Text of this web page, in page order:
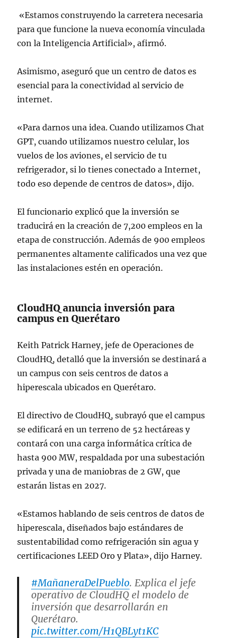
«Estamos construyendo la carretera necesaria
para que funcione la nueva economía vinculada
con la Inteligencia Artificial», afirmó.
Asimismo, aseguró que un centro de datos es
esencial para la conectividad al servicio de
internet.
«Para darnos una idea. Cuando utilizamos Chat
GPT, cuando utilizamos nuestro celular, los
vuelos de los aviones, el servicio de tu
refrigerador, si lo tienes conectado a Internet,
todo eso depende de centros de datos», dijo.
El funcionario explicó que la inversión se
traducirá en la creación de 7,200 empleos en la
etapa de construcción. Además de 900 empleos
permanentes altamente calificados una vez que
las instalaciones estén en operación.
CloudHQ anuncia inversión para
campus en Querétaro
Keith Patrick Harney, jefe de Operaciones de
CloudHQ, detalló que la inversión se destinará a
un campus con seis centros de datos a
hiperescala ubicados en Querétaro.
El directivo de CloudHQ, subrayó que el campus
se edificará en un terreno de 52 hectáreas y
contará con una carga informática crítica de
hasta 900 MW, respaldada por una subestación
privada y una de maniobras de 2 GW, que
estarán listas en 2027.
«Estamos hablando de seis centros de datos de
hiperescala, diseñados bajo estándares de
sustentabilidad como refrigeración sin agua y
certificaciones LEED Oro y Plata», dijo Harney.
#MañaneraDelPueblo. Explica el jefe
operativo de CloudHQ el modelo de
inversión que desarrollarán en
Querétaro.
pic.twitter.com/H1QBLyt1KC